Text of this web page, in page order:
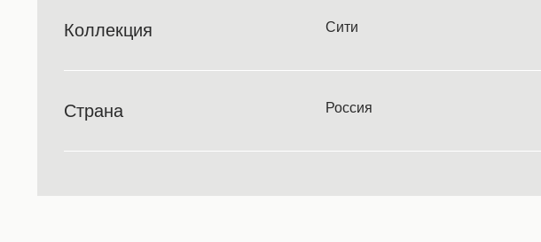
Коллекция Сити
Страна Россия